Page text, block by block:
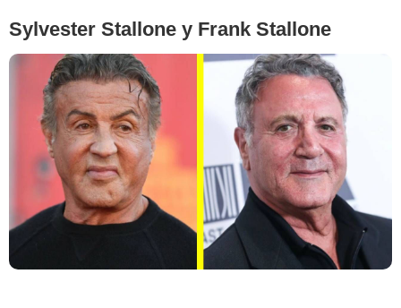
Sylvester Stallone y Frank Stallone
Google Images